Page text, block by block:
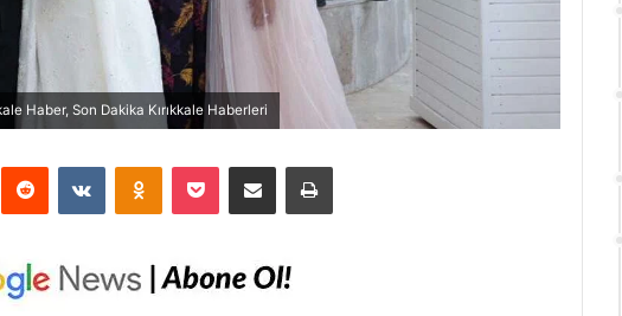
Haber, Son Dakika Kırıkkale Haberleri